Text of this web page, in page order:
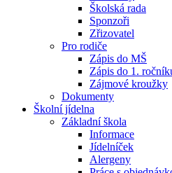
Školská rada
Sponzoři
Zřizovatel
Pro rodiče
Zápis do MŠ
Zápis do 1.
Zájmové kroužky
Dokumenty
Školní jídelna
Základní škola
Informace
Jídelníček
Alergeny